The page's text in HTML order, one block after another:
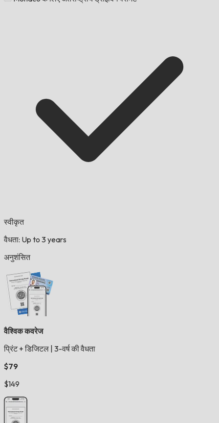
स्वीकृत
वैधता: Up to 3 years
अनुशंसित
वैश्विक कवरेज
प्रिंट + डिजिटल 3-वर्ष की वैधता
$79
$149